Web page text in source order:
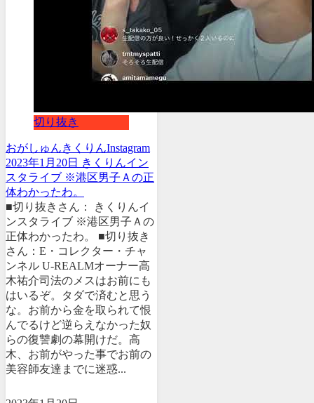
切り抜き
おがしゅんきくりんInstagram
2023年1月20日 きくりんイン
スタライブ ※港区男子Ａの正
体わかったわ。
■切り抜きさん： きくりんイ
ンスタライブ ※港区男子Ａの
正体わかったわ。 ■切り抜き
さん：E・コレクター・チャ
ンネル U-REALMオーナー高
木祐介司法のメスはお前にも
はいるぞ。タダで済むと思う
な。お前から金を取られて恨
んでるけど逆らえなかった奴
らの復讐劇の幕開けだ。高
木、お前がやった事でお前の
美容師友達までに迷惑...